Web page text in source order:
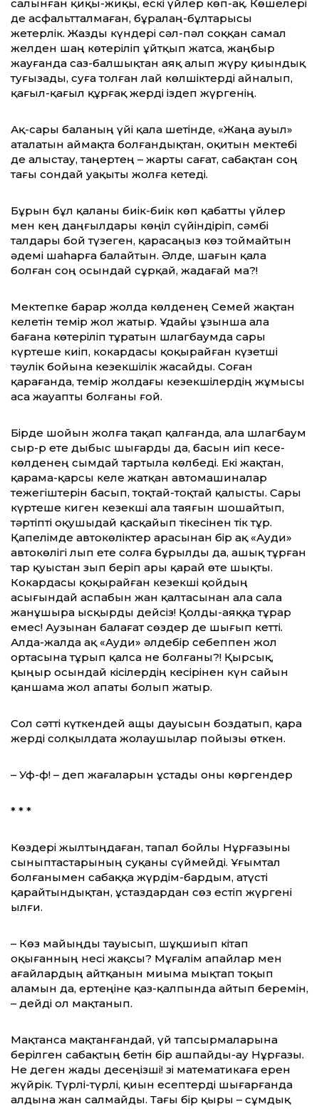
салынған қиқы-жиқы, ескі үйлер көп-ақ. Көшелері
де асфальтталмаған, бұралаң-бұлтарысы
жетерлік. Жазды күндері сәл-пәл соққан самал
желден шаң көтеріліп ұйтқып жатса, жаңбыр
жауғанда саз-балшықтан аяқ алып жүру қиындық
туғызады, суға толған лай көлшіктерді айналып,
қағыл-қағыл құрғақ жерді іздеп жүргенің.
Ақ-сары баланың үйі қала шетінде, «Жаңа ауыл»
аталатын аймақта болғандықтан, оқитын мектебі
де алыстау, таңертең – жарты сағат, сабақтан соң
тағы сондай уақыты жолға кетеді.
Бұрын бұл қаланы биік-биік көп қабатты үйлер
мен кең даңғылдары көңіл сүйіндіріп, сәмбі
талдары бой түзеген, қарасаңыз көз тоймайтын
әдемі шаһарға балайтын. Әлде, шағын қала
болған соң осындай сұрқай, жадағай ма?!
Мектепке барар жолда көлденең Семей жақтан
келетін темір жол жатыр. Ұдайы ұзынша ала
бағана көтеріліп тұратын шлагбаумда сары
күртеше киіп, кокардасы қоқырайған күзетші
тәулік бойына кезекшілік жасайды. Соған
қарағанда, темір жолдағы кезекшілердің жұмысы
аса жауапты болғаны ғой.
Бірде шойын жолға тақап қалғанда, ала шлагбаум
сыр-р ете дыбыс шығарды да, басын иіп кесе-
көлденең сымдай тартыла көлбеді. Екі жақтан,
қарама-қарсы келе жатқан автомашиналар
тежегіштерін басып, тоқтай-тоқтай қалысты. Сары
күртеше киген кезекші ала таяғын шошайтып,
тәртіпті оқушыдай қасқайып тікесінен тік тұр.
Қапелімде автокөліктер арасынан бір ақ «Ауди»
автокөлігі лып ете солға бұрылды да, ашық тұрған
тар қуыстан зып беріп ары қарай өте шықты.
Кокардасы қоқырайған кезекші қойдың
асығындай аспабын жан қалтасынан ала сала
жанұшыра ысқырды дейсіз! Қолды-аяққа тұрар
емес! Аузынан балағат сөздер де шығып кетті.
Алда-жалда ақ «Ауди» әлдебір себеппен жол
ортасына тұрып қалса не болғаны?! Қырсық,
қыңыр осындай кісілердің кесірінен күн сайын
қаншама жол апаты болып жатыр.
Сол сәтті күткендей ащы дауысын боздатып, қара
жерді солқылдата жолаушылар пойызы өткен.
– Уф-ф! – деп жағаларын ұстады оны көргендер
* * *
Көздері жылтыңдаған, тапал бойлы Нұрғазыны
сыныптастарының суқаны сүймейді. Ұғымтал
болғанымен сабаққа жүрдім-бардым, атүсті
қарайтындықтан, ұстаздардан сөз естіп жүргені
ылғи.
– Көз майыңды тауысып, шұқшиып кітап
оқығанның несі жақсы? Мұғалім апайлар мен
ағайлардың айтқанын миыма мықтап тоқып
аламын да, ертеңіне қаз-қалпында айтып беремін,
– дейді ол мақтанып.
Мақтанса мақтанғандай, үй тапсырмаларына
берілген сабақтың бетін бір ашпайды-ау Нұрғазы.
Не деген жады десеңізші! Өзі математикаға ерен
жүйрік. Түрлі-түрлі, қиын есептерді шығарғанда
алдына жан салмайды. Тағы бір қыры – сұмдық